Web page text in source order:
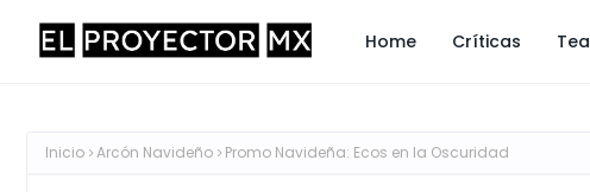
Home Críticas
Inicio Arcón Navideño Promo Navideña: Ecos en la Oscuridad